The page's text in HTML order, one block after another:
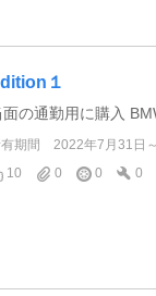
１
面の通勤用に購入
期間
2022年7月31日～
10
0 0 0